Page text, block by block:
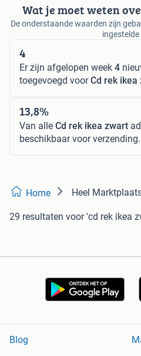
Wat je moet weten
De onderstaande waarden zijn
4
Er zijn afgelopen week 4
toegevoegd voorCd rek ikea
13,8%
Van alle Cd rek ikea zwart
beschikbaar voor verzending.
Home Heel
29 resultaten voor 'cd rek ikea
Blog